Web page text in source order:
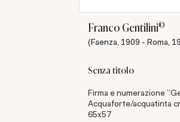
Franco Gentilini©
(Faenza, 1909 - Roma,
Senza titolo
Firma e numerazione
Acquaforte/acquatinta
65x57